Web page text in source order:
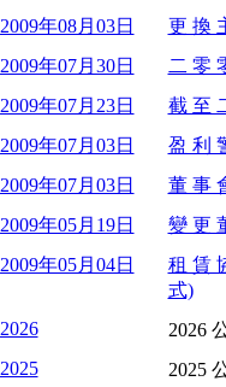
2009年08月03日
更 換
2009年07月30日
二 零
2009年07月23日
截 至
2009年07月03日
盈 利
2009年07月03日
董 事
2009年05月19日
變 更
2009年05月04日
租 賃
式)
2026
2026
2025
2025